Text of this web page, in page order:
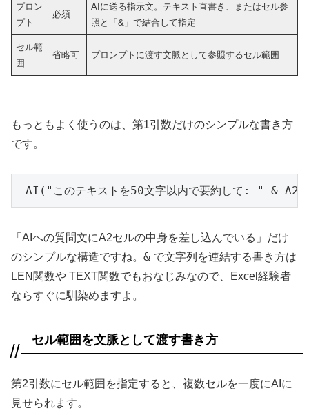
プロン
プト
必須
AIに送る指示文。テキスト直書き、またはセル参
照と「&」で結合して指定
セル範
囲
省略可 プロンプトに渡す文脈として参照するセル範囲
もっともよく使うのは、第1引数だけのシンプルな書き方
です。
=AI("このテキストを50文字以内で要約して: " & A2)
「AIへの質問文にA2セルの中身を差し込んでいる」だけ
のシンプルな構造ですね。 & で文字列を連結する書き方は
LEN関数や TEXT関数でもおなじみなので、Excel経験者
ならすぐに馴染めますよ。
セル範囲を文脈として渡す書き方
第2引数にセル範囲を指定すると、複数セルを一度にAIに
見せられます。